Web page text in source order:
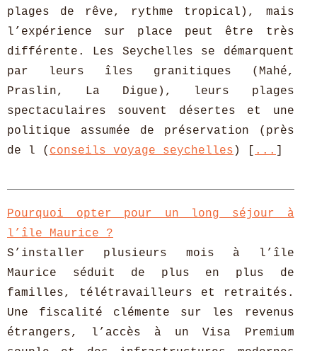
plages de rêve, rythme tropical), mais
l’expérience sur place peut être très
différente. Les Seychelles se démarquent
par leurs îles granitiques (Mahé,
Praslin, La Digue), leurs plages
spectaculaires souvent désertes et une
politique assumée de préservation (près
de l ( conseils voyage seychelles ) [ ...
Pourquoi opter pour un long séjour à
l’île Maurice ?
S’installer plusieurs mois à l’île
Maurice séduit de plus en plus de
familles, télétravailleurs et retraités.
Une fiscalité clémente sur les revenus
étrangers, l’accès à un Visa Premium